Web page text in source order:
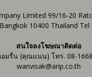
Limited 99/16-20
10400 Thailand Tel
สนใจลงโฆษณาติดต่อ
รื่น (คุณแนน) โทร. 08-
wanvisak@arip.co.th